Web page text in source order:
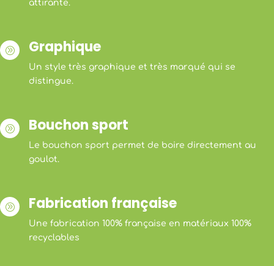
attirante.
A Graphique
Un style très graphique et très marqué qui se
distingue.
A Bouchon sport
Le bouchon sport permet de boire directement au
goulot.
A Fabrication française
Une fabrication 100% française en matériaux 100%
recyclables